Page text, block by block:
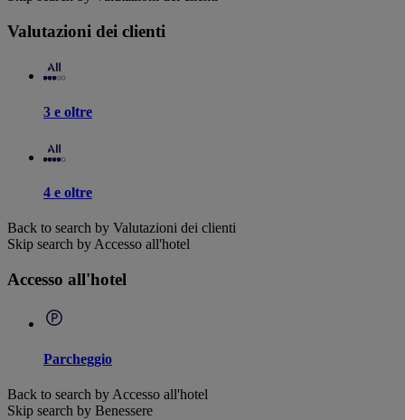
Valutazioni dei clienti
3 e oltre
4 e oltre
Back to search by Valutazioni dei clienti
Skip search by Accesso all'hotel
Accesso all'hotel
Parcheggio
Back to search by Accesso all'hotel
Skip search by Benessere